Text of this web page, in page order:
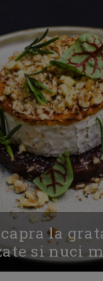
la
si nuci